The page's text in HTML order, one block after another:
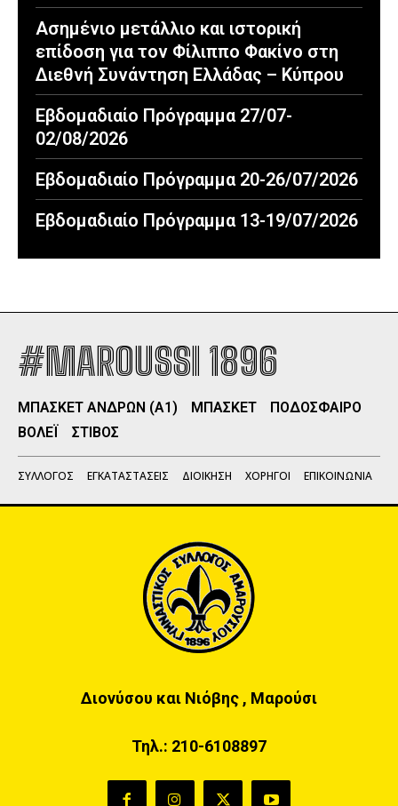
Ασημένιο μετάλλιο και ιστορική
επίδοση για τον Φίλιππο Φακίνο στη
Διεθνή Συνάντηση Ελλάδας – Κύπρου
Εβδομαδιαίο Πρόγραμμα 27/07-
02/08/2026
Εβδομαδιαίο Πρόγραμμα 20-26/07/2026
Εβδομαδιαίο Πρόγραμμα 13-19/07/2026
#MAROUSSI 1896
ΜΠΑΣΚΕΤ ΑΝΔΡΩΝ (Α1) ΜΠΑΣΚΕΤ
ΠΟΔΟΣΦΑΙΡΟ
ΒΟΛΕΪ
ΣΤΙΒΟΣ
ΣΥΛΛΟΓΟΣ ΕΓΚΑΤΑΣΤΑΣΕΙΣ ΔΙΟΙΚΗΣΗ ΧΟΡΗΓΟΙ ΕΠΙΚΟΙΝΩΝΙΑ
Διονύσου και Νιόβης , Μαρούσι
Τηλ.: 210-6108897